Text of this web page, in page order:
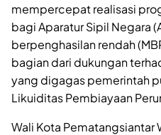
mempercepat realisasi
bagi Aparatur Sipil Negara
berpenghasilan rendah
bagian dari dukungan
yang digagas pemerintah
Likuiditas Pembiayaan
Wali Kota Pematangsiantar